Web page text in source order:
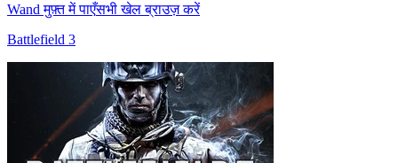
Wand मुफ़्त में पाएँसभी खेल ब्राउज़ करें
Battlefield 3